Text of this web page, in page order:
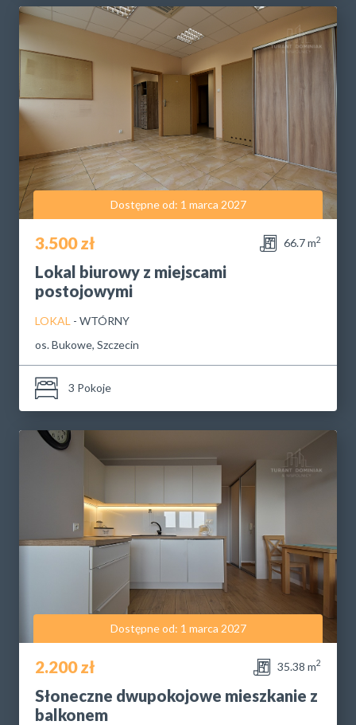
Dostępne od: 1 marca 2027
3.500 zł 66.7 m2
Lokal biurowy z miejscami
postojowymi
LOKAL - WTÓRNY
os. Bukowe, Szczecin
3 Pokoje
Dostępne od: 1 marca 2027
2.200 zł 35.38 m2
Słoneczne dwupokojowe mieszkanie z
balkonem